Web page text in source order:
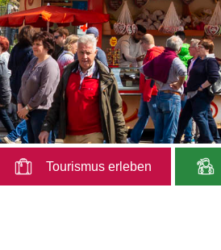
Tourismus erleben